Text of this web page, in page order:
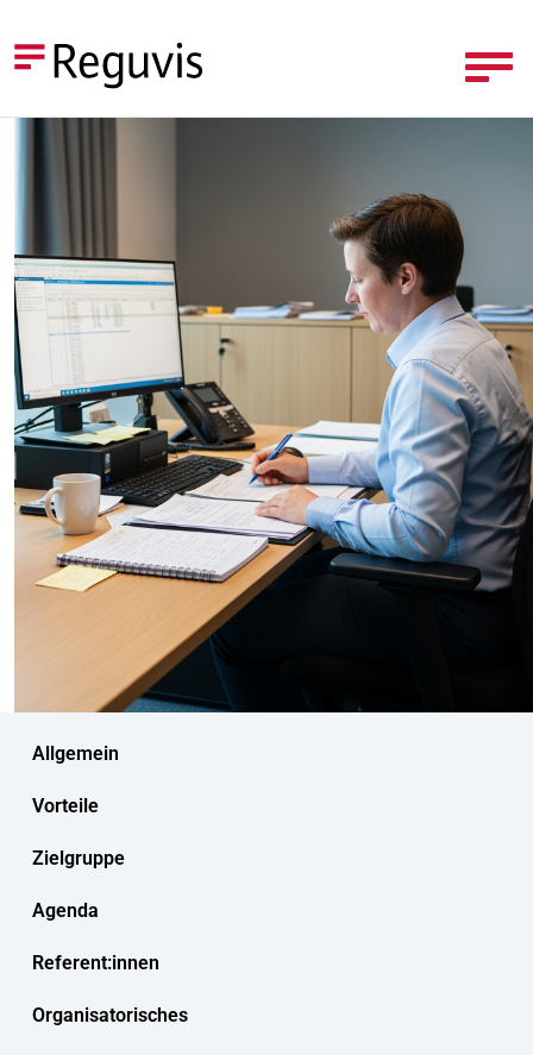
Allgemein
Vorteile
Zielgruppe
Agenda
Referent:innen
Organisatorisches